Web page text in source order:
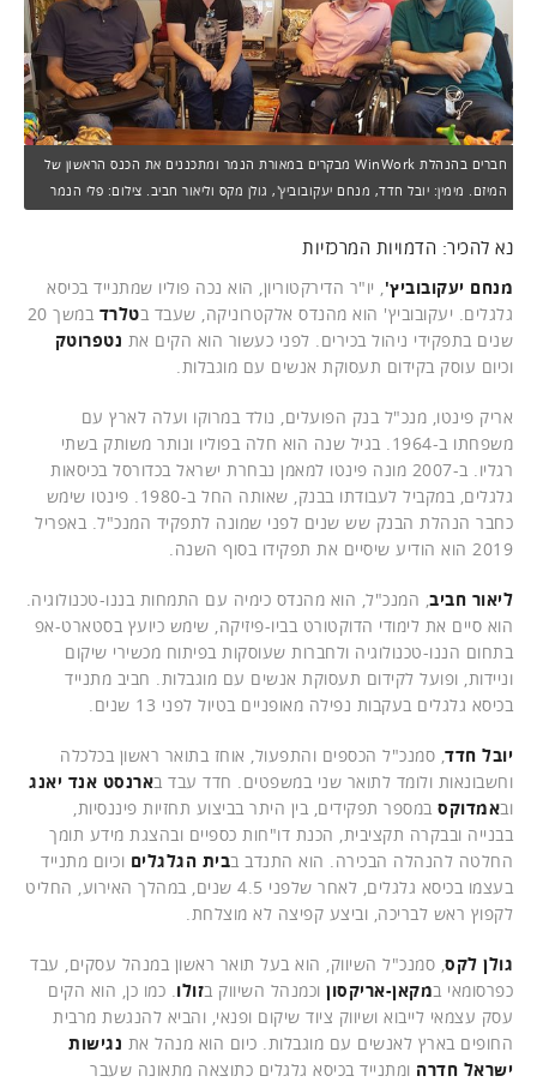
חברים בהנהלת WinWork מבקרים במאורת הנמר ומתכננים את הכנס הראשון של
המיזם. מימין: יובל חדד, מנחם יעקובוביץ', גולן מקס וליאור חביב. צילום: פלי הנמר
נא להכיר: הדמויות המרכזיות
מנחם יעקובוביץ' , יו"ר הדירקטוריון, הוא נכה פוליו שמתנייד בכיסא
גלגלים. יעקובוביץ' הוא מהנדס אלקטרוניקה, שעבד בטלרד
במשך 20
שנים בתפקידי ניהול בכירים. לפני כעשור הוא הקים את נטפרוטק
וכיום עוסק בקידום תעסוקת אנשים עם מוגבלות.
אריק פינטו, מנכ"ל בנק הפועלים, נולד במרוקו ועלה לארץ עם
משפחתו ב-1964. בגיל שנה הוא חלה בפוליו ונותר משותק בשתי
רגליו. ב-2007 מונה פינטו למאמן נבחרת ישראל בכדורסל בכיסאות
גלגלים, במקביל לעבודתו בבנק, שאותה החל ב-1980. פינטו שימש
כחבר הנהלת הבנק שש שנים לפני שמונה לתפקיד המנכ"ל. באפריל
2019 הוא הודיע שיסיים את תפקידו בסוף השנה.
ליאור חביב , המנכ"ל, הוא מהנדס כימיה עם התמחות בננו-טכנולוגיה.
הוא סיים את לימודי הדוקטורט בביו-פיזיקה, שימש כיועץ בסטארט-אפ
בתחום הננו-טכנולוגיה ולחברות שעוסקות בפיתוח מכשירי שיקום
וניידות, ופועל לקידום תעסוקת אנשים עם מוגבלות. חביב מתנייד
בכיסא גלגלים בעקבות נפילה מאופניים בטיול לפני 13 שנים.
יובל חדד , סמנכ"ל הכספים והתפעול, אוחז בתואר ראשון בכלכלה
וחשבונאות ולומד לתואר שני במשפטים. חדד עבד בארנסט אנד יאנג
ובאמדוקס במספר תפקידים, בין היתר בביצוע תחזיות פיננסיות,
בבנייה ובבקרה תקציבית, הכנת דו"חות כספיים ובהצגת מידע תומך
החלטה להנהלה הבכירה. הוא התנדב בבית הגלגלים וכיום מתנייד
בעצמו בכיסא גלגלים, לאחר שלפני 4.5 שנים, במהלך האירוע, החליט
לקפוץ ראש לבריכה, וביצע קפיצה לא מוצלחת.
גולן לקס , סמנכ"ל השיווק, הוא בעל תואר ראשון במנהל עסקים, עבד
כפרסומאי במקאן-אריקסון וכמנהל השיווק בזולו . כמו כן, הוא הקים
עסק עצמאי לייבוא ושיווק ציוד שיקום ופנאי, והביא להנגשת מרבית
החופים בארץ לאנשים עם מוגבלות. כיום הוא מנהל את נגישות
ישראל חדרה ומתנייד בכיסא גלגלים כתוצאה מתאונה שעבר